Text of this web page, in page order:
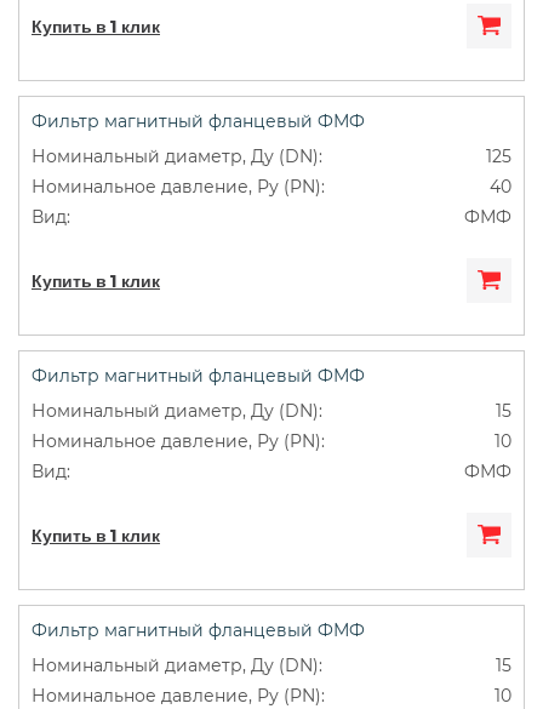
Купить в 1 клик
Фильтр магнитный фланцевый ФМФ
125
40
ФМФ
Купить в 1 клик
Фильтр магнитный фланцевый ФМФ
15
10
ФМФ
Купить в 1 клик
Фильтр магнитный фланцевый ФМФ
15
10